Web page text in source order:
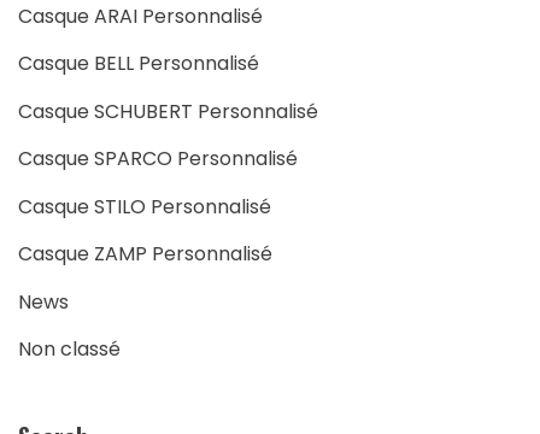
Casque ARAI Personnalisé
Casque BELL Personnalisé
Casque SCHUBERT Personnalisé
Casque SPARCO Personnalisé
Casque STILO Personnalisé
Casque ZAMP Personnalisé
News
Non classé